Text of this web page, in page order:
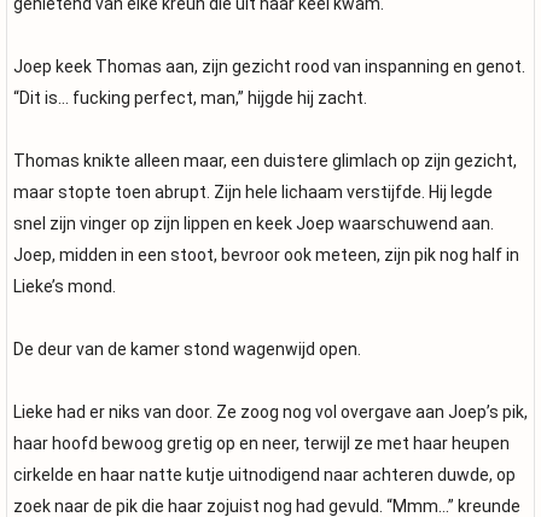
Joep keek Thomas aan, zijn gezicht rood van inspanning en genot.
“Dit is… fucking perfect, man,” hijgde hij zacht.
Thomas knikte alleen maar, een duistere glimlach op zijn gezicht,
maar stopte toen abrupt. Zijn hele lichaam verstijfde. Hij legde
snel zijn vinger op zijn lippen en keek Joep waarschuwend aan.
Joep, midden in een stoot, bevroor ook meteen, zijn pik nog half in
Lieke’s mond.
De deur van de kamer stond wagenwijd open.
Lieke had er niks van door. Ze zoog nog vol overgave aan Joep’s pik,
haar hoofd bewoog gretig op en neer, terwijl ze met haar heupen
cirkelde en haar natte kutje uitnodigend naar achteren duwde, op
zoek naar de pik die haar zojuist nog had gevuld. “Mmm…” kreunde